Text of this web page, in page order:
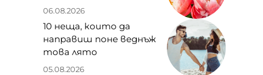
06.08.2026
10 неща, които да
направиш поне веднъж
това лято
05.08.2026